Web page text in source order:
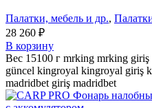
Палатки, мебель и др.,
28 260 ₽
В корзину
Вес 15100 г mrking mrking
güncel kingroyal kingroyal giriş
madridbet giriş madridbet